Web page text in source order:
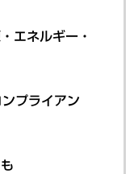
エネルギー・
プライアン